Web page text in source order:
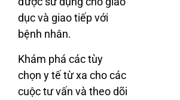
dục và giao tiếp với
bệnh nhân.
Khám phá các tùy
chọn y tế từ xa cho các
cuộc tư vấn và theo dõi